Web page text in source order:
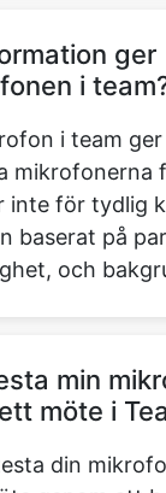
ger
i
i team
mikrofonerna
inte för tydlig
baserat på
och
min
möte i
din